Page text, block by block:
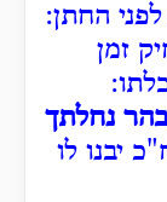
החתן:
זמן
נחלתך
יבנו לו